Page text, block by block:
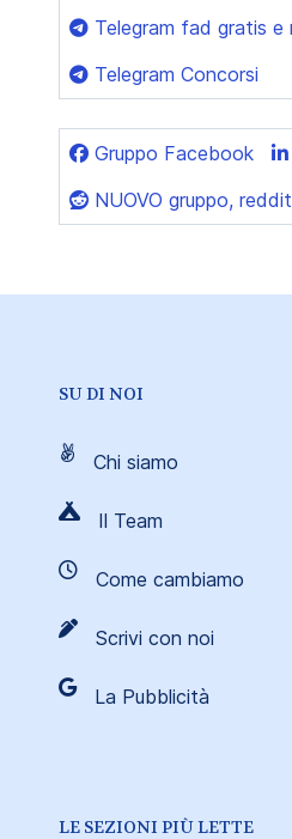
Telegram fad gratis e
Telegram Concorsi
Gruppo Facebook
NUOVO gruppo, reddit
SU DI NOI
Chi siamo
Il Team
Come cambiamo
Scrivi con noi
La Pubblicità
LE SEZIONI PIÙ LETTE